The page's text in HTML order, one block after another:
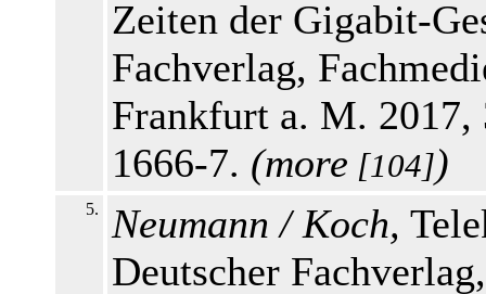
Zeiten der Gigabit-
Fachverlag,
Frankfurt a. M. 2017,
1666-7. (more [104])
5. Neumann / Koch,
Deutscher